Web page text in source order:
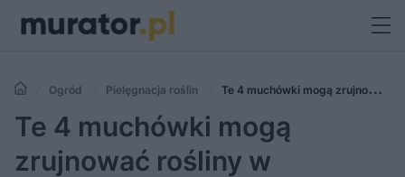
Ogród Pielęgnacja roślin
Te 4 muchówki mogą zrujnować
rośliny w ogrodzie i w domu. Nie ignoruj tych muszek!
Te 4 muchówki mogą
zrujnować rośliny w